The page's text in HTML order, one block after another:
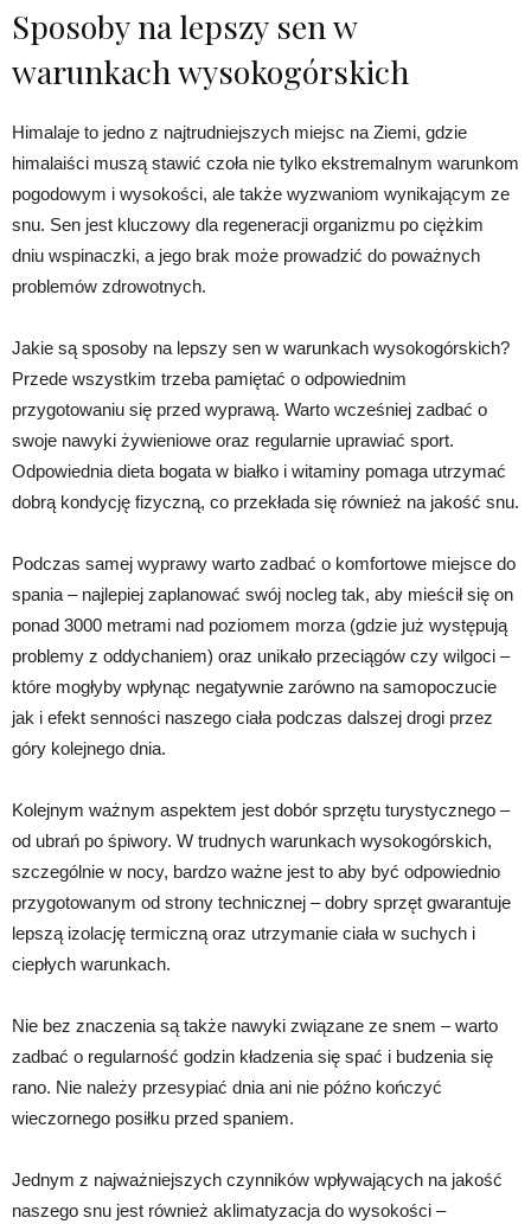
Sposoby na lepszy sen w
warunkach wysokogórskich
Himalaje to jedno z najtrudniejszych miejsc na Ziemi, gdzie
himalaiści muszą stawić czoła nie tylko ekstremalnym warunkom
pogodowym i wysokości, ale także wyzwaniom wynikającym ze
snu. Sen jest kluczowy dla regeneracji organizmu po ciężkim
dniu wspinaczki, a jego brak może prowadzić do poważnych
problemów zdrowotnych.
Jakie są sposoby na lepszy sen w warunkach wysokogórskich?
Przede wszystkim trzeba pamiętać o odpowiednim
przygotowaniu się przed wyprawą. Warto wcześniej zadbać o
swoje nawyki żywieniowe oraz regularnie uprawiać sport.
Odpowiednia dieta bogata w białko i witaminy pomaga utrzymać
dobrą kondycję fizyczną, co przekłada się również na jakość snu.
Podczas samej wyprawy warto zadbać o komfortowe miejsce do
spania – najlepiej zaplanować swój nocleg tak, aby mieścił się on
ponad 3000 metrami nad poziomem morza (gdzie już występują
problemy z oddychaniem) oraz unikało przeciągów czy wilgoci –
które mogłyby wpłynąc negatywnie zarówno na samopoczucie
jak i efekt senności naszego ciała podczas dalszej drogi przez
góry kolejnego dnia.
Kolejnym ważnym aspektem jest dobór sprzętu turystycznego –
od ubrań po śpiwory. W trudnych warunkach wysokogórskich,
szczególnie w nocy, bardzo ważne jest to aby być odpowiednio
przygotowanym od strony technicznej – dobry sprzęt gwarantuje
lepszą izolację termiczną oraz utrzymanie ciała w suchych i
ciepłych warunkach.
Nie bez znaczenia są także nawyki związane ze snem – warto
zadbać o regularność godzin kładzenia się spać i budzenia się
rano. Nie należy przesypiać dnia ani nie późno kończyć
wieczornego posiłku przed spaniem.
Jednym z najważniejszych czynników wpływających na jakość
naszego snu jest również aklimatyzacja do wysokości –